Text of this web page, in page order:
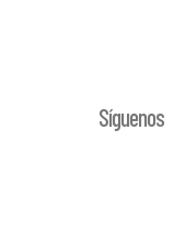
Síguenos